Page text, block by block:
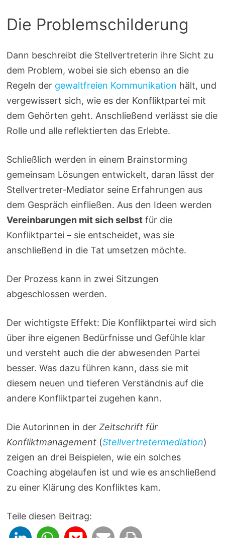
Die Problemschilderung
Dann beschreibt die Stellvertreterin ihre Sicht zu
dem Problem, wobei sie sich ebenso an die
Regeln der gewaltfreien Kommunikation hält, und
vergewissert sich, wie es der Konfliktpartei mit
dem Gehörten geht. Anschließend verlässt sie die
Rolle und alle reflektierten das Erlebte.
Schließlich werden in einem Brainstorming
gemeinsam Lösungen entwickelt, daran lässt der
Stellvertreter-Mediator seine Erfahrungen aus
dem Gespräch einfließen. Aus den Ideen werden
Vereinbarungen mit sich selbst für die
Konfliktpartei – sie entscheidet, was sie
anschließend in die Tat umsetzen möchte.
Der Prozess kann in zwei Sitzungen
abgeschlossen werden.
Der wichtigste Effekt: Die Konfliktpartei wird sich
über ihre eigenen Bedürfnisse und Gefühle klar
und versteht auch die der abwesenden Partei
besser. Was dazu führen kann, dass sie mit
diesem neuen und tieferen Verständnis auf die
andere Konfliktpartei zugehen kann.
Die Autorinnen in derZeitschrift für
Konfliktmanagement (Stellvertretermediation)
zeigen an drei Beispielen, wie ein solches
Coaching abgelaufen ist und wie es anschließend
zu einer Klärung des Konfliktes kam.
Teile diesen Beitrag: